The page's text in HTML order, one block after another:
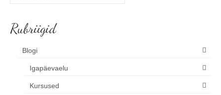
Rubriigid
Blogi
Igapäevaelu
Kursused